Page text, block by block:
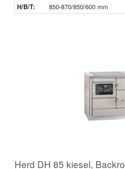
H/B/T: 850-870/850/600 mm
Herd DH 85 kiesel,